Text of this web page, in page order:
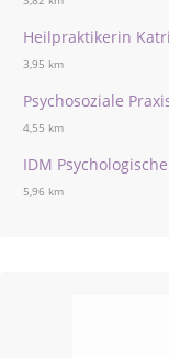
Heilpraktikerin
3,95 km
Psychosoziale
4,55 km
IDM
5,96 km